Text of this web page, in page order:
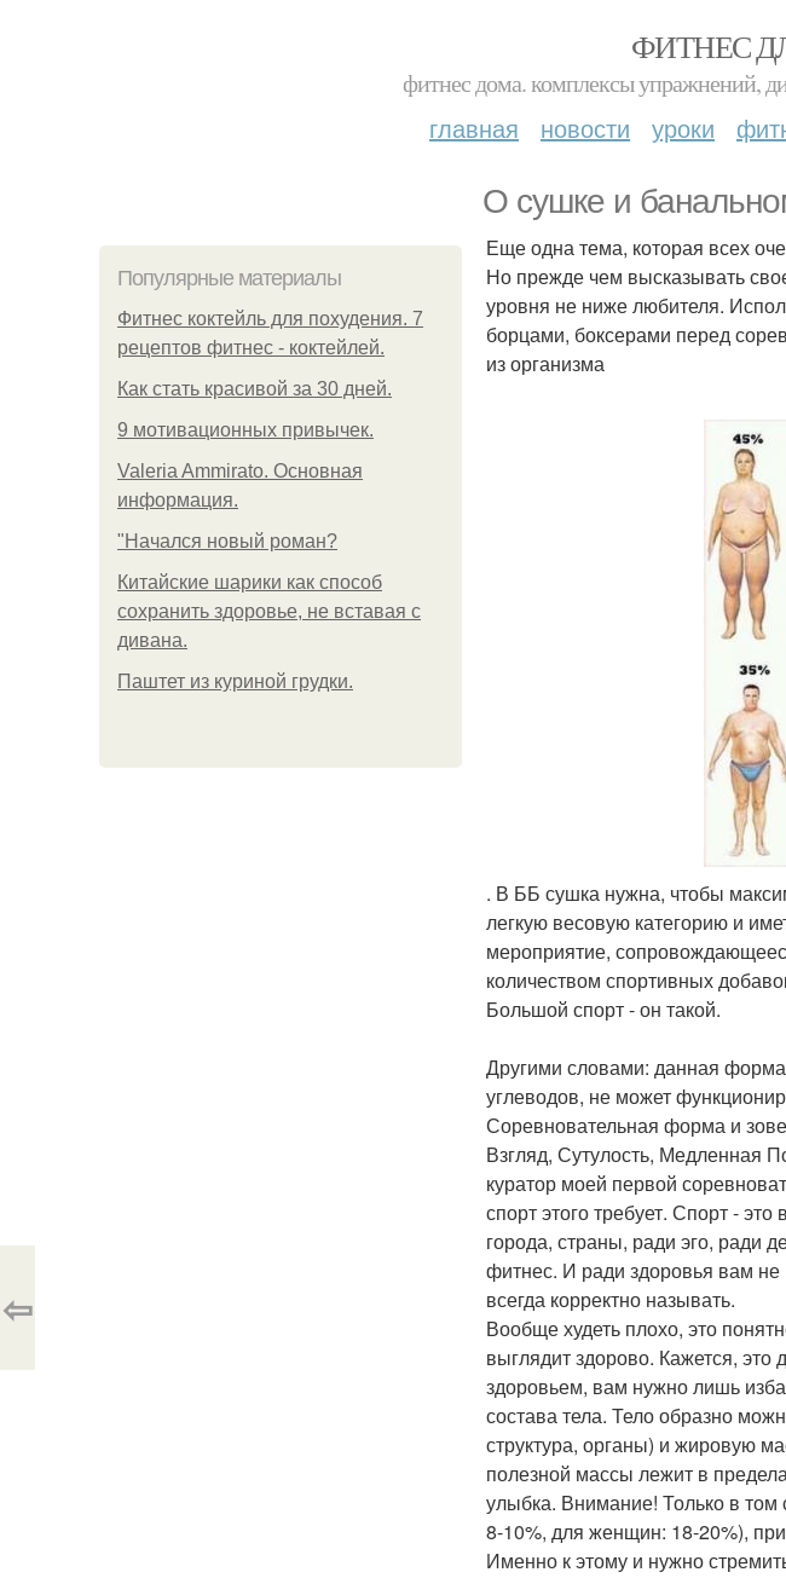
ФИТНЕС
фитнес дома. комплексы упражнений,
главная новости уроки
О сушке и
Популярные материалы
Фитнес коктейль для похудения. 7
рецептов фитнес - коктейлей.
Как стать красивой за 30 дней.
9 мотивационных привычек.
Valeria Ammirato. Основная
информация.
"Начался новый роман?
Китайские шарики как способ
сохранить здоровье, не вставая с
дивана.
Паштет из куриной грудки.
Еще одна тема, которая всех
Но прежде чем высказывать
уровня не ниже любителя.
борцами, боксерами перед
из организма
. В ББ сушка нужна, чтобы
легкую весовую категорию и
мероприятие,
количеством спортивных
Большой спорт - он такой.
Другими словами: данная
углеводов, не может
Соревновательная форма и
Взгляд, Сутулость, Медленная
куратор моей первой
спорт этого требует. Спорт -
города, страны, ради эго, ради
фитнес. И ради здоровья вам
всегда корректно называть.
Вообще худеть плохо, это
выглядит здорово. Кажется,
здоровьем, вам нужно лишь
состава тела. Тело образно
структура, органы) и жировую
полезной массы лежит в
улыбка. Внимание! Только в
8-10%, для женщин: 18-20%),
Именно к этому и нужно
⇦